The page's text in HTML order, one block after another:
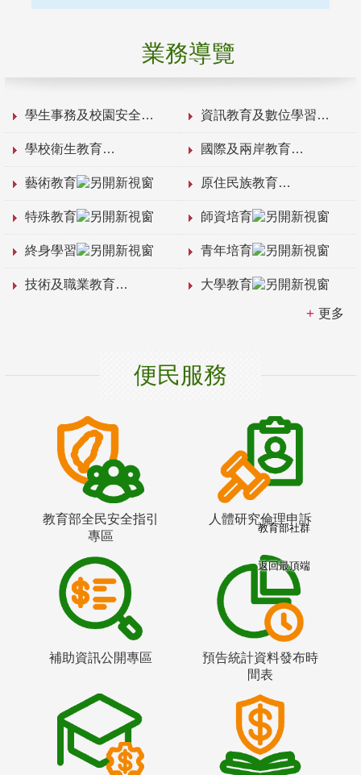
業務導覽
學生事務及校園安全 資訊教育及數位學習
學校衛生教育 國際及兩岸教育
藝術教育 原住民族教育
特殊教育 師資培育
終身學習 青年培育
技術及職業教育 大學教育
更多
便民服務
教育部全民安全指引
專區
人體研究倫理申訴
補助資訊公開專區
預告統計資料發布時
間表
教育部社群
返回最頂端